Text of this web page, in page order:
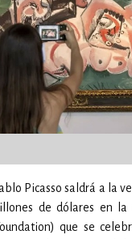
Picasso saldrá a la
de dólares en la
que se